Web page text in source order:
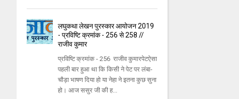
लघुकथा लेखन पुरस्कार आयोजन 2019
- प्रविष्टि क्रमांक - 256 से 258 //
राजीव कुमार
प्रविष्टि क्रमांक - 256 राजीव कुमारपेटऐसा
पहली बार हुआ था कि किसी ने पेट पर लंबा-
चौड़ा भाषण दिया हो या नेहा ने इतना कुछ सुना
हो। आज ससुर जी की ह...